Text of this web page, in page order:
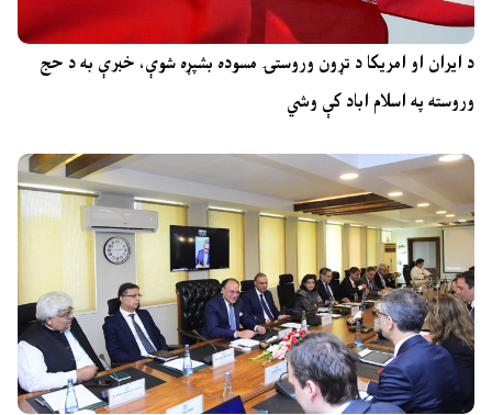
د ایران او امریکا د تړون وروستۍ مسوده بشپړه شوې، خبرې به د حج
وروسته په اسلام اباد کې وشي